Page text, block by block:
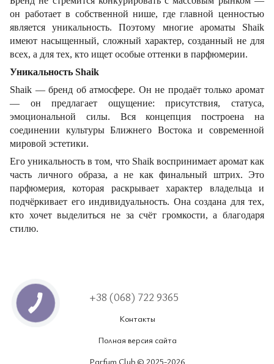
он работает в собственной нише, где главной ценностью
является уникальность. Поэтому многие ароматы Shaik
имеют насыщенный, сложный характер, созданный не для
всех, а для тех, кто ищет особые оттенки в парфюмерии.
Уникальность Shaik
Shaik — бренд об атмосфере. Он не продаёт только аромат
— он предлагает ощущение: присутствия, статуса,
эмоциональной силы. Вся концепция построена на
соединении культуры Ближнего Востока и современной
мировой эстетики.
Его уникальность в том, что Shaik воспринимает аромат как
часть личного образа, а не как финальный штрих. Это
парфюмерия, которая раскрывает характер владельца и
подчёркивает его индивидуальность. Она создана для тех,
кто хочет выделиться не за счёт громкости, а благодаря
стилю.
+38 (068) 722 9365
Контакты
Полная версия сайта
Parfum Club © 2025-2026